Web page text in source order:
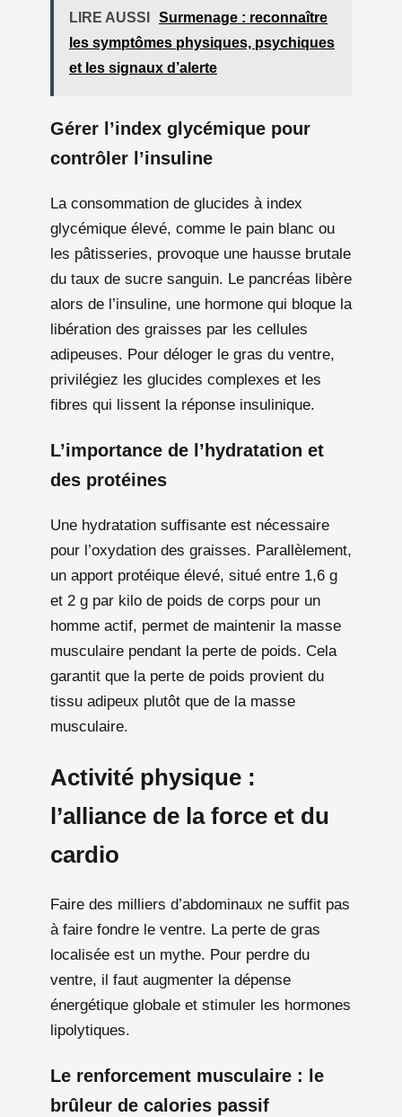
LIRE AUSSI
Surmenage : reconnaître
les symptômes physiques, psychiques
et les signaux d’alerte
Gérer l’index glycémique pour
contrôler l’insuline
La consommation de glucides à index
glycémique élevé, comme le pain blanc ou
les pâtisseries, provoque une hausse brutale
du taux de sucre sanguin. Le pancréas libère
alors de l’insuline, une hormone qui bloque la
libération des graisses par les cellules
adipeuses. Pour déloger le gras du ventre,
privilégiez les glucides complexes et les
fibres qui lissent la réponse insulinique.
L’importance de l’hydratation et
des protéines
Une hydratation suffisante est nécessaire
pour l’oxydation des graisses. Parallèlement,
un apport protéique élevé, situé entre 1,6 g
et 2 g par kilo de poids de corps pour un
homme actif, permet de maintenir la masse
musculaire pendant la perte de poids. Cela
garantit que la perte de poids provient du
tissu adipeux plutôt que de la masse
musculaire.
Activité physique :
l’alliance de la force et du
cardio
Faire des milliers d’abdominaux ne suffit pas
à faire fondre le ventre. La perte de gras
localisée est un mythe. Pour perdre du
ventre, il faut augmenter la dépense
énergétique globale et stimuler les hormones
lipolytiques.
Le renforcement musculaire : le
brûleur de calories passif